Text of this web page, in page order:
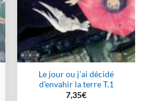
Le jour ou j’ai décidé
d’envahir la terre T.1
7,35€